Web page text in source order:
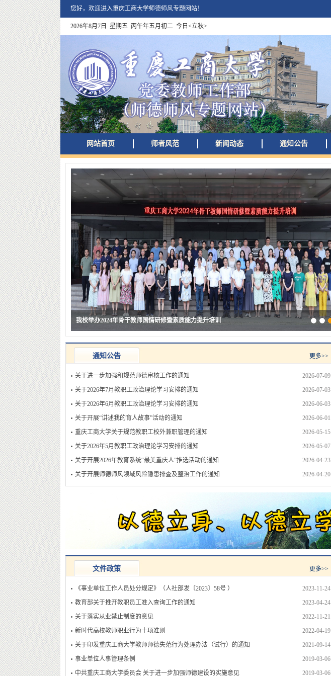
您好，欢迎进入重庆工商大学师德师风专题网站！
2026年8月7日 星期五 丙午年五月初二 今日<立秋>
网站首页 师者风范 新闻动态 通知公告
我校举办2024年骨干教师国情研修暨素质能力提升培训
更多>>
通知公告
2026-07-09
关于进一步加强和规范师德审核工作的通知
2026-07-03
关于2026年7月教职工政治理论学习安排的通知
2026-06-03
关于2026年6月教职工政治理论学习安排的通知
2026-06-01
​关于开展“讲述我的育人故事”活动的通知
2026-05-15
重庆工商大学关于规范教职工校外兼职管理的通知
2026-05-07
关于2026年5月教职工政治理论学习安排的通知
2026-04-23
关于开展2026年教育系统“最美重庆人”推选活动的通知
2026-04-20
关于开展师德师风领域风险隐患排查及整治工作的通知
更多>>
文件政策
2023-11-24
《事业单位工作人员处分规定》（人社部发〔2023〕58号 ）
2023-04-24
教育部关于推开教职员工准入查询工作的通知
2022-11-21
关于落实从业禁止制度的意见
2022-04-19
新时代高校教师职业行为十项准则
2021-09-14
关于印发重庆工商大学教师师德失范行为处理办法（试行）的通知
2019-03-06
事业单位人事管理条例
2019-03-06
中共重庆工商大学委员会 关于进一步加强师德建设的实施意见